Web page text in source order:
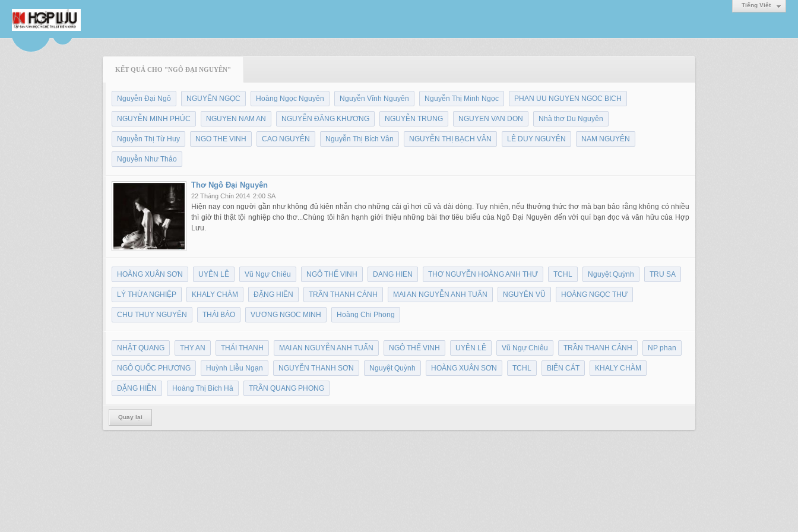
Tiếng Việt
KẾT QUẢ CHO "NGÔ ĐẠI NGUYÊN"
Nguyễn Đại Ngô NGUYÊN NGỌC Hoàng Ngọc Nguyên Nguyễn Vĩnh Nguyên Nguyễn Thị Minh Ngọc PHAN UU NGUYEN NGOC BICH
NGUYỄN MINH PHÚC NGUYEN NAM AN NGUYỄN ĐĂNG KHƯƠNG NGUYỄN TRUNG NGUYEN VAN DON Nhà thơ Du Nguyên
Nguyễn Thị Từ Huy NGO THE VINH CAO NGUYÊN Nguyễn Thị Bích Vân NGUYỄN THỊ BẠCH VÂN LÊ DUY NGUYÊN NAM NGUYÊN
Nguyễn Như Thảo
Thơ Ngô Đại Nguyên
22 Tháng Chín 2014 2:00 SA
Hiện nay con người gần như không đủ kiên nhẫn cho những cái gì hơi cũ và dài dòng. Tuy nhiên, nếu thưởng thức thơ mà bạn bảo rằng không có nhiều
thì giờ thì thật tội nghiệp cho thơ...Chúng tôi hân hạnh giới thiệu những bài thơ tiêu biểu của Ngô Đại Nguyên đến với quí bạn đọc và văn hữu của Hợp
Lưu.
HOÀNG XUÂN SƠN UYÊN LÊ Vũ Ngự Chiêu NGÔ THẾ VINH DANG HIEN THƠ NGUYỄN HOÀNG ANH THƯ TCHL Nguyệt Quỳnh TRU SA
LÝ THỪA NGHIỆP KHALY CHÀM ĐẶNG HIỀN TRẦN THANH CẢNH MAI AN NGUYỄN ANH TUẤN NGUYÊN VŨ HOÀNG NGỌC THƯ
CHU THỤY NGUYÊN THÁI BẢO VƯƠNG NGỌC MINH Hoàng Chi Phong
NHẬT QUANG THY AN THÁI THANH MAI AN NGUYỄN ANH TUẤN NGÔ THẾ VINH UYÊN LÊ Vũ Ngự Chiêu TRẦN THANH CẢNH NP phan
NGÔ QUỐC PHƯƠNG Huỳnh Liễu Ngạn NGUYỄN THANH SƠN Nguyệt Quỳnh HOÀNG XUÂN SƠN TCHL BIỂN CÁT KHALY CHÀM
ĐẶNG HIỀN Hoàng Thị Bích Hà TRẦN QUANG PHONG
Quay lại